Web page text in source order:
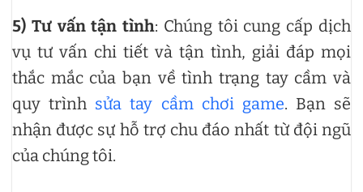
5) Tư vấn tận tình: Chúng tôi cung cấp dịch
vụ tư vấn chi tiết và tận tình, giải đáp mọi
thắc mắc của bạn về tình trạng tay cầm và
quy trình sửa tay cầm chơi game. Bạn sẽ
nhận được sự hỗ trợ chu đáo nhất từ đội ngũ
của chúng tôi.